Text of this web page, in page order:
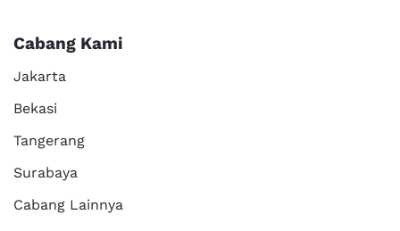
Cabang Kami
Jakarta
Bekasi
Tangerang
Surabaya
Cabang Lainnya